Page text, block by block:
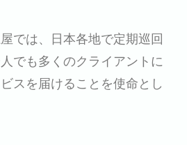
では、日本各地で定期巡回
でも多くのクライアントに
スを届けることを使命とし